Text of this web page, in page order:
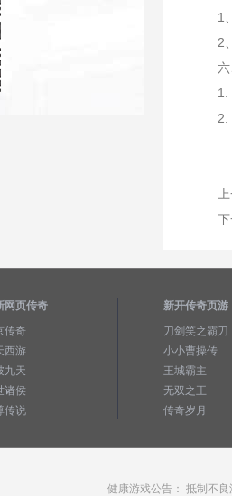
1
2
1.
2.
下
网页传奇
传奇
西游
九天
诸侯
传说
新开传奇页游
刀剑笑之霸刀
小小曹操传
王城霸主
无双之王
传奇岁月
健康游戏公告： 抵制不